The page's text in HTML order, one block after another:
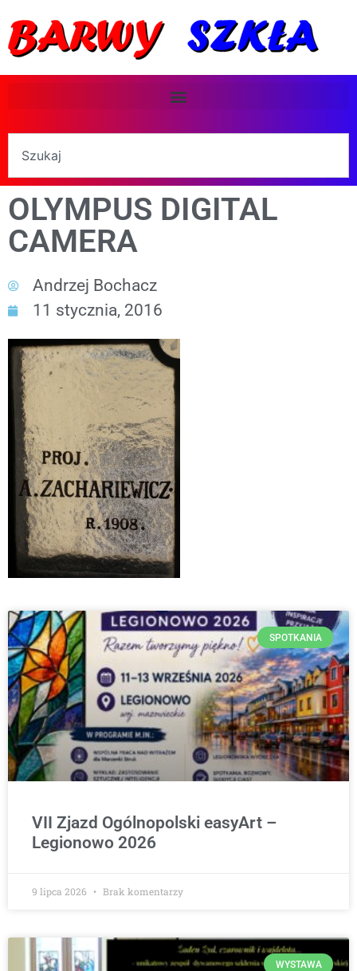
OLYMPUS DIGITAL
CAMERA
Andrzej Bochacz
11 stycznia, 2016
SPOTKANIA
VII Zjazd Ogólnopolski easyArt –
Legionowo 2026
9 lipca 2026 Brak komentarzy
WYSTAWA